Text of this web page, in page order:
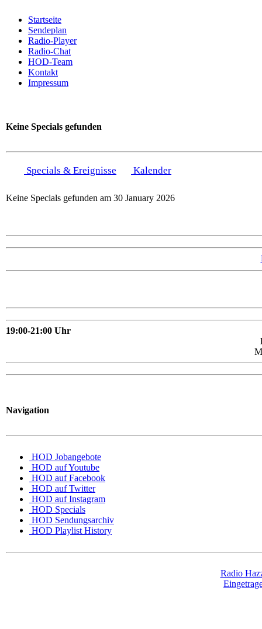
Startseite
Sendeplan
Radio-Player
Radio-Chat
HOD-Team
Kontakt
Impressum
Keine Specials gefunden
Specials & Ereignisse Kalender
Keine Specials gefunden am 30 January 2026
19:00-21:00 Uhr
Navigation
HOD Jobangebote
HOD auf Youtube
HOD auf Facebook
HOD auf Twitter
HOD auf Instagram
HOD Specials
HOD Sendungsarchiv
HOD Playlist History
Radio